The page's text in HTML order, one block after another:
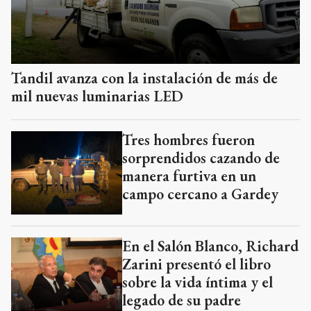
Tandil avanza con la instalación de más de
mil nuevas luminarias LED
Tres hombres fueron
sorprendidos cazando de
manera furtiva en un
campo cercano a Gardey
En el Salón Blanco, Richard
Zarini presentó el libro
sobre la vida íntima y el
legado de su padre